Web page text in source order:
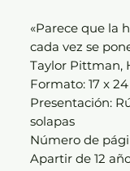
«Parece que la
cada vez se
Taylor Pittman,
Formato: 17 x
Presentación:
solapas
Número de
Apartir de 12